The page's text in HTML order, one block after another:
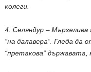
колеги.
4. Селяндур – Мързелива
“на далавера”. Гледа да
“претакова”